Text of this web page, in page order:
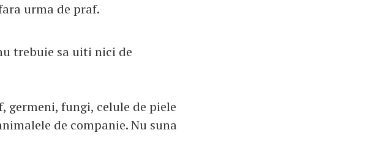
urma de praf.
trebuie sa uiti nici de
fungi, celule de piele
de companie. Nu suna